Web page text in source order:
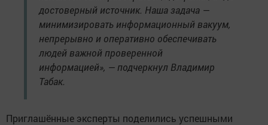
достоверный источник. Наша задача —
минимизировать информационный вакуум,
непрерывно и оперативно обеспечивать
людей важной проверенной
информацией», — подчеркнул Владимир
Табак.
Приглашённые эксперты поделились успешными